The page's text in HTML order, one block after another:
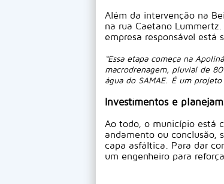
Além da intervenção na
na rua Caetano
empresa responsável está
“Essa etapa começa na
macrodrenagem, pluvial de
água do SAMAE. É um
Investimentos e
Ao todo, o município está
andamento ou conclusão,
capa asfáltica. Para dar
um engenheiro para